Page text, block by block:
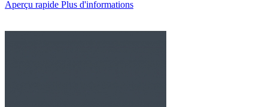
Aperçu rapide Plus d'informations